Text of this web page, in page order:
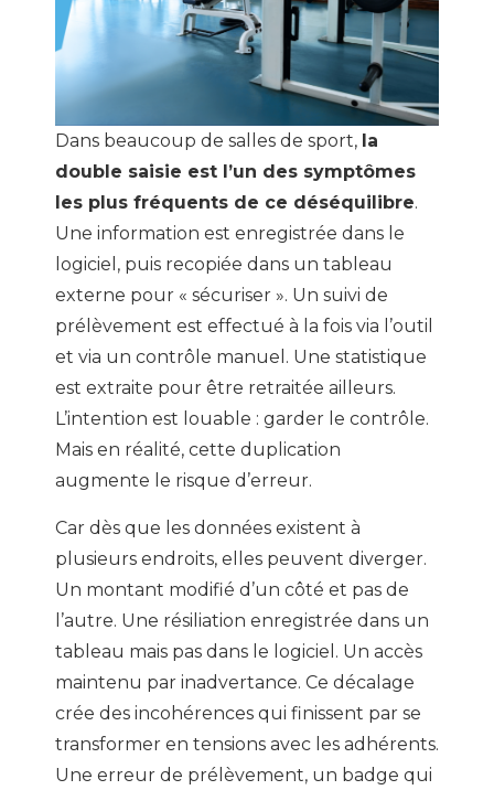
Dans beaucoup de salles de sport, la
double saisie est l’un des symptômes
les plus fréquents de ce déséquilibre.
Une information est enregistrée dans le
logiciel, puis recopiée dans un tableau
externe pour « sécuriser ». Un suivi de
prélèvement est effectué à la fois via l’outil
et via un contrôle manuel. Une statistique
est extraite pour être retraitée ailleurs.
L’intention est louable : garder le contrôle.
Mais en réalité, cette duplication
augmente le risque d’erreur.
Car dès que les données existent à
plusieurs endroits, elles peuvent diverger.
Un montant modifié d’un côté et pas de
l’autre. Une résiliation enregistrée dans un
tableau mais pas dans le logiciel. Un accès
maintenu par inadvertance. Ce décalage
crée des incohérences qui finissent par se
transformer en tensions avec les adhérents.
Une erreur de prélèvement, un badge qui